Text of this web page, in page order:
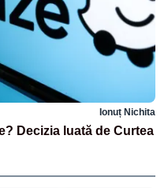
Ionuț Nichita
Decizia luată de Curtea